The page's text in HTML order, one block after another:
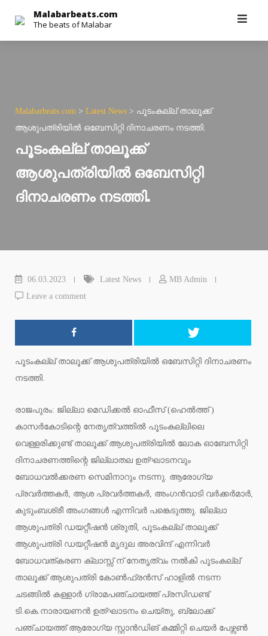
content
Malabarbeats.com
The beats of Malabar
Malabarbeats.com > Latest News > പൂടംകല്ല് താലൂക്ക്
ആശുപത്രിയിൽ ഒബേസിറ്റി ദിനാചരണം നടത്തി.
പൂടംകല്ല് താലൂക്ക്
ആശുപത്രിയിൽ ഒബേസിറ്റി
ദിനാചരണം നടത്തി.
06.03.2023 Latest News
MB Admin
Leave a comment
പൂടംകല്ല് താലൂക്ക് ആശുപത്രിയിൽ ഒബേസിറ്റി ദിനാചരണം
നടത്തി.
രാജപുരം: ജില്ലാ മെഡിക്കൽ ഓഫീസ് (ഹെൽത്ത്‌ )
കാസർകോടിന്റെ നേതൃത്വത്തിൽ പൂടംകല്ലിലെ
വെള്ളരിക്കുണ്ട് താലൂക്ക് ആശുപത്രിയിൽ ലോക ഓബേസിറ്റി
ദിനാചരണത്തിന്റെ ജില്ലാതല ഉത്ഘാടനവും
ബോധവൽക്കരണ സെമിനാറും നടന്നു. ആരോഗ്യ
പ്രവർത്തകർ, ആശ പ്രവർത്തകർ, അംഗൻവാടി വർക്കർമാർ,
കുടുംബശ്രീ അംഗങ്ങൾ എന്നിവർ പങ്കെടുത്തു. ജില്ലാ
ആശുപത്രി ഡയറ്റീഷൻ ശ്രുതി, പൂടംകല്ല് താലൂക്ക്
ആശുപത്രി ഡയറ്റീഷൻ മൃദുല അരവിന്ദ് എന്നിവർ
ബോധവത്കരണ ക്ലാസ്സ്‌ ന് നേതൃത്വം നൽകി പൂടംകല്ല്
താലൂക്ക് ആശുപത്രി കോൺഫ്രൻസ് ഹാളിൽ നടന്ന
ചടങ്ങിൽ കള്ളാർ ഗ്രാമപഞ്ചായത്ത്‌ പ്രസിഡണ്ട്
ടി.കെ.നാരായണൻ ഉത്ഘാടനം ചെയ്തു, ബ്ലോക്ക്‌
പഞ്ചായത്ത്‌ ആരോഗ്യ സ്റ്റാൻഡിങ് കമ്മിറ്റി ചെയർ പേഴ്സൺ